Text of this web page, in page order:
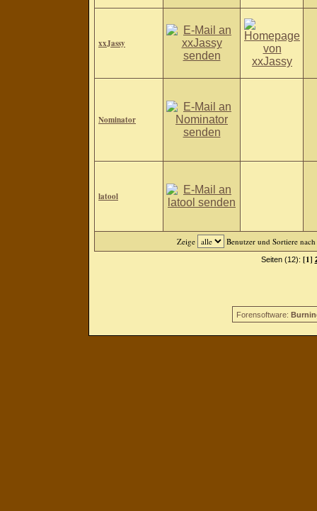
xxJassy
Nominator
latool
Zeige Benutzer und Sortiere nach
Seiten (12): [1]
Forensoftware: